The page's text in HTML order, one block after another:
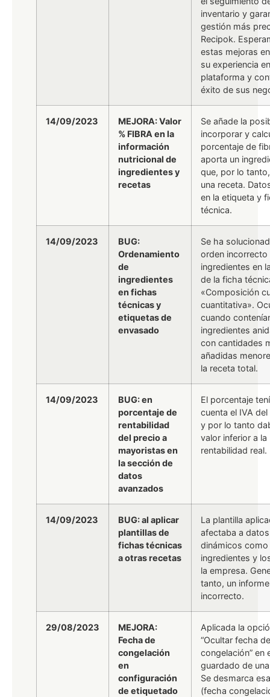
inventario y
gestión más
Recipok.
estas mejoras
su experiencia
plataforma y
éxito de sus
14/09/2023
MEJORA: Valor
% FIBRA en la
información
nutricional de
ingredientes y
recetas
Se añade la
incorporar y
porcentaje de
aporta un
que, por lo
una receta.
en la etiqueta y
técnica.
14/09/2023
BUG:
Ordenamiento
de
ingredientes
en fichas
técnicas y
etiquetas de
envasado
Se ha
orden incorrecto
ingredientes en
de la ficha
«Composición
cuantitativa».
cuando
ingredientes
con cantidades
añadidas
la receta total.
14/09/2023
BUG: en
porcentaje de
rentabilidad
del precio a
mayoristas en
la sección de
datos
avanzados
El porcentaje
cuenta el IVA
y por lo tanto
valor inferior a la
rentabilidad real.
14/09/2023
BUG: al aplicar
plantillas de
fichas técnicas
a otras recetas
La plantilla
afectaba a datos
dinámicos como
ingredientes y
la empresa.
tanto, un informe
incorrecto.
29/08/2023
MEJORA:
Fecha de
congelación
en
configuración
de etiquetado
Aplicada la
“Ocultar fecha de
congelación” en
guardado de
Se desmarca
(fecha